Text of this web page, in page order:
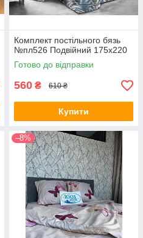
Комплект постільного бязь
№пл526 Подвійний 175х220
Готово до відправки
560 ₴ 610 ₴
Купити
–8%